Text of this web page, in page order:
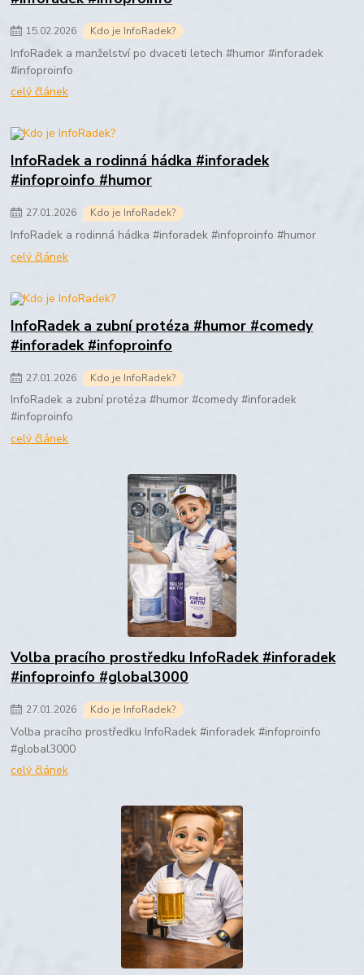
15.02.2026 Kdo je InfoRadek?
InfoRadek a manželství po dvaceti letech #humor #inforadek
#infoproinfo
celý článek
InfoRadek a rodinná hádka #inforadek
#infoproinfo #humor
27.01.2026 Kdo je InfoRadek?
InfoRadek a rodinná hádka #inforadek #infoproinfo #humor
celý článek
InfoRadek a zubní protéza #humor #comedy
#inforadek #infoproinfo
27.01.2026 Kdo je InfoRadek?
InfoRadek a zubní protéza #humor #comedy #inforadek
#infoproinfo
celý článek
Volba pracího prostředku InfoRadek #inforadek
#infoproinfo #global3000
27.01.2026 Kdo je InfoRadek?
Volba pracího prostředku InfoRadek #inforadek #infoproinfo
#global3000
celý článek